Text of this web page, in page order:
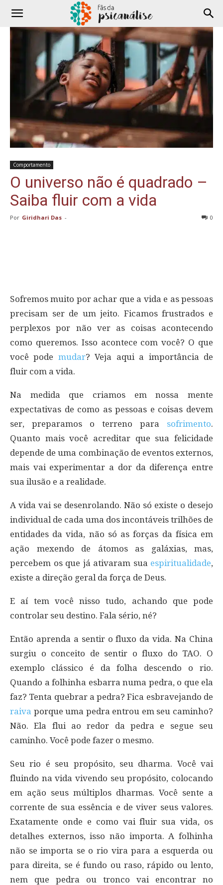
Comportamento
O universo não é quadrado –
Saiba fluir com a vida
Por Giridhari Das - 0
Sofremos muito por achar que a vida e as pessoas
precisam ser de um jeito. Ficamos frustrados e
perplexos por não ver as coisas acontecendo
como queremos. Isso acontece com você? O que
você pode mudar? Veja aqui a importância de
fluir com a vida.
Na medida que criamos em nossa mente
expectativas de como as pessoas e coisas devem
ser, preparamos o terreno para sofrimento.
Quanto mais você acreditar que sua felicidade
depende de uma combinação de eventos externos,
mais vai experimentar a dor da diferença entre
sua ilusão e a realidade.
A vida vai se desenrolando. Não só existe o desejo
individual de cada uma dos incontáveis trilhões de
entidades da vida, não só as forças da física em
ação mexendo de átomos as galáxias, mas,
percebem os que já ativaram sua espiritualidade,
existe a direção geral da força de Deus.
E aí tem você nisso tudo, achando que pode
controlar seu destino. Fala sério, né?
Então aprenda a sentir o fluxo da vida. Na China
surgiu o conceito de sentir o fluxo do TAO. O
exemplo clássico é da folha descendo o rio.
Quando a folhinha esbarra numa pedra, o que ela
faz? Tenta quebrar a pedra? Fica esbravejando de
raiva porque uma pedra entrou em seu caminho?
Não. Ela flui ao redor da pedra e segue seu
caminho. Você pode fazer o mesmo.
Seu rio é seu propósito, seu dharma. Você vai
fluindo na vida vivendo seu propósito, colocando
em ação seus múltiplos dharmas. Você sente a
corrente de sua essência e de viver seus valores.
Exatamente onde e como vai fluir sua vida, os
detalhes externos, isso não importa. A folhinha
não se importa se o rio vira para a esquerda ou
para direita, se é fundo ou raso, rápido ou lento,
nem que pedra ou tronco vai encontrar no